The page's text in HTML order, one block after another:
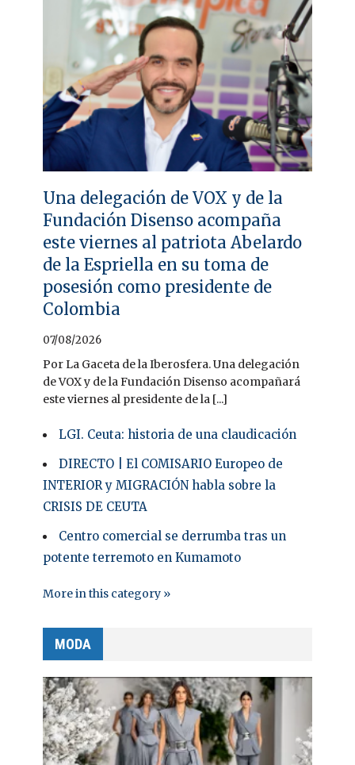
Una delegación de VOX y de la
Fundación Disenso acompaña
este viernes al patriota Abelardo
de la Espriella en su toma de
posesión como presidente de
Colombia
07/08/2026
Por La Gaceta de la Iberosfera. Una delegación
de VOX y de la Fundación Disenso acompañará
este viernes al presidente de la [...]
LGI. Ceuta: historia de una claudicación
DIRECTO | El COMISARIO Europeo de
INTERIOR y MIGRACIÓN habla sobre la
CRISIS DE CEUTA
Centro comercial se derrumba tras un
potente terremoto en Kumamoto
More in this category »
MODA